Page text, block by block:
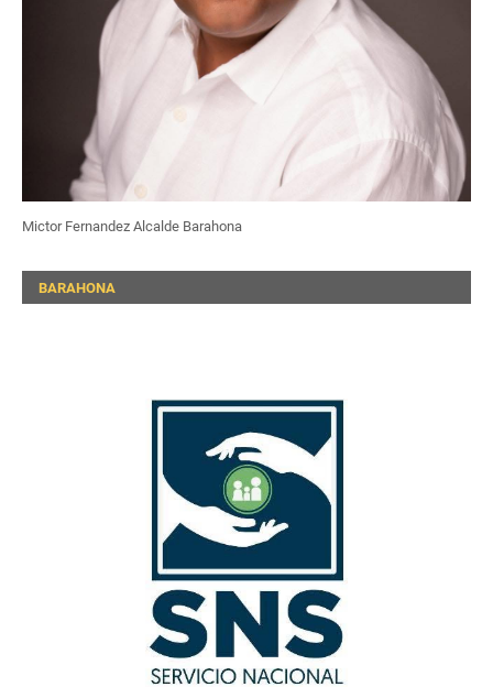
Mictor Fernandez Alcalde Barahona
BARAHONA